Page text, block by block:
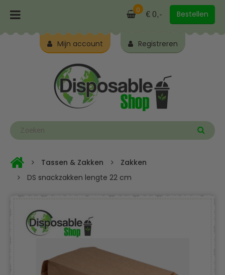
0 € 0,- Bestellen
Mijn account Registreren
Tassen & Zakken
Zakken
DS snackzakken lengte 22 cm